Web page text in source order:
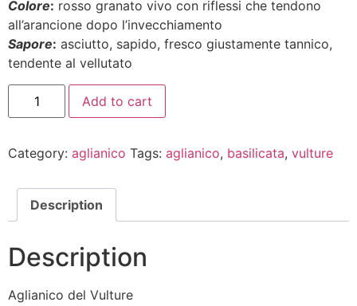
Colore: rosso granato vivo con riflessi che tendono
all’arancione dopo l’invecchiamento
Sapore: asciutto, sapido, fresco giustamente tannico,
tendente al vellutato
Add to cart
Category: aglianico Tags: aglianico, basilicata, vulture
Description
Description
Aglianico del Vulture